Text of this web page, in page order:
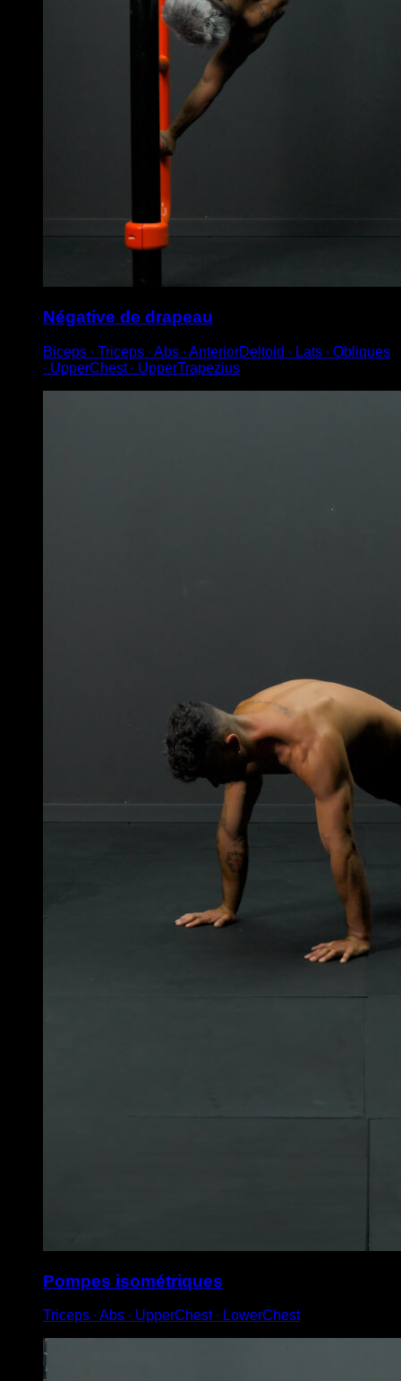
Négative de drapeau
Biceps ∙ Triceps ∙ Abs ∙ AnteriorDeltoid ∙ Lats ∙ Obliques
∙ UpperChest ∙ UpperTrapezius
Pompes isométriques
Triceps ∙ Abs ∙ UpperChest ∙ LowerChest